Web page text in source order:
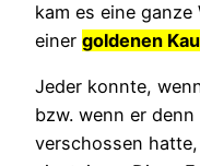
kam es eine ganze
einer goldenen
Jeder konnte,
bzw. wenn er
verschossen